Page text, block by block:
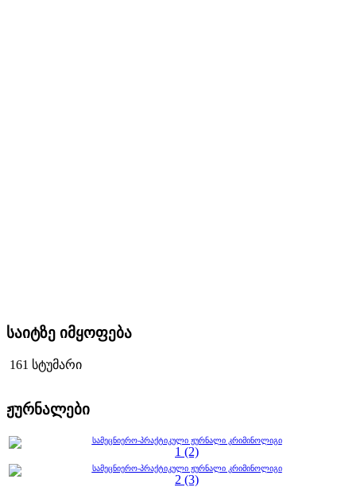
საიტზე იმყოფება
161 სტუმარი
ჟურნალები
სამეცნიერო-პრაქტიკული ჟურნალი კრიმინოლიგი
1 (2)
სამეცნიერო-პრაქტიკული ჟურნალი კრიმინოლიგი
2 (3)